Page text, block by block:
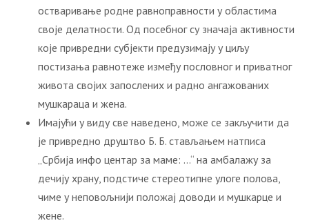
остваривање родне равноправности у областима
своје делатности. Од посебног су значаја активности
које привредни субјекти предузимају у циљу
постизања равнотеже између пословног и приватног
живота својих запослених и радно ангажованих
мушкараца и жена.
Имајући у виду све наведено, може се закључити да
је привредно друштво Б. Б. стављањем натписа
„Србија инфо центар за маме: …“ на амбалажу за
дечију храну, подстиче стереотипне улоге полова,
чиме у неповољнији положај доводи и мушкарце и
жене.